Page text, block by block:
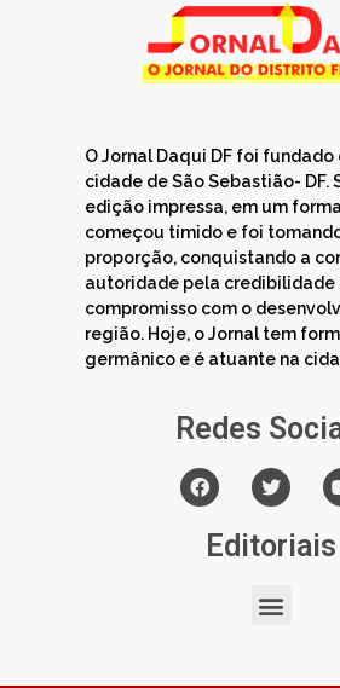
O Jornal Daqui DF foi fundado
cidade de São Sebastião- DF.
edição impressa, em um
começou tímido e foi
proporção, conquistando a
autoridade pela credibilidade
compromisso com o
região. Hoje, o Jornal tem
germânico e é atuante na
Redes
Editoriais